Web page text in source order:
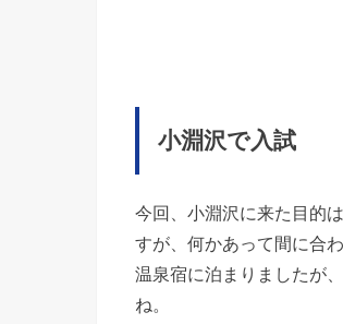
小淵沢で入試
今回、小淵沢に来た目的
すが、何かあって間に合
温泉宿に泊まりましたが
ね。